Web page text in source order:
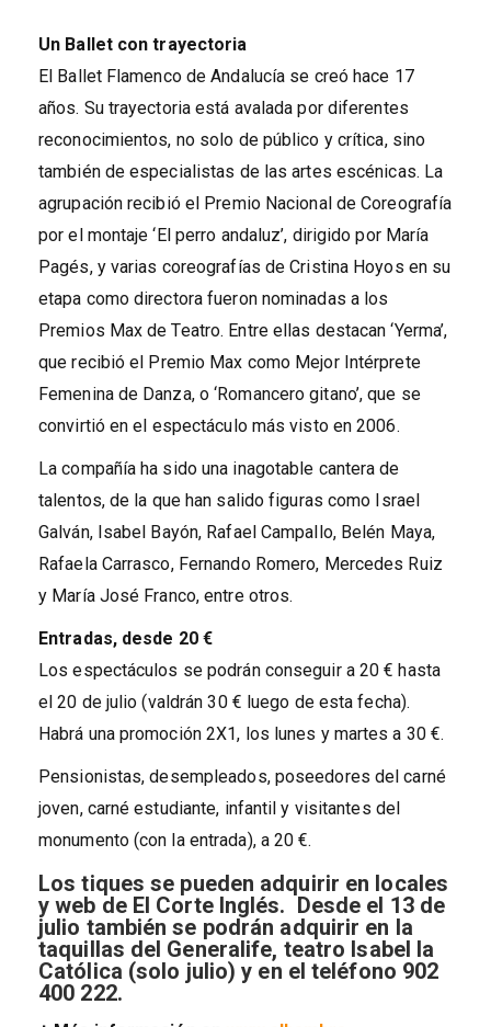
Un Ballet con trayectoria
El Ballet Flamenco de Andalucía se creó hace 17
años. Su trayectoria está avalada por diferentes
reconocimientos, no solo de público y crítica, sino
también de especialistas de las artes escénicas. La
agrupación recibió el Premio Nacional de Coreografía
por el montaje ‘El perro andaluz’, dirigido por María
Pagés, y varias coreografías de Cristina Hoyos en su
etapa como directora fueron nominadas a los
Premios Max de Teatro. Entre ellas destacan ‘Yerma’,
que recibió el Premio Max como Mejor Intérprete
Femenina de Danza, o ‘Romancero gitano’, que se
convirtió en el espectáculo más visto en 2006.
La compañía ha sido una inagotable cantera de
talentos, de la que han salido figuras como Israel
Galván, Isabel Bayón, Rafael Campallo, Belén Maya,
Rafaela Carrasco, Fernando Romero, Mercedes Ruiz
y María José Franco, entre otros.
Entradas, desde 20 €
Los espectáculos se podrán conseguir a 20 € hasta
el 20 de julio (valdrán 30 € luego de esta fecha).
Habrá una promoción 2X1, los lunes y martes a 30 €.
Pensionistas, desempleados, poseedores del carné
joven, carné estudiante, infantil y visitantes del
monumento (con la entrada), a 20 €.
Los tiques se pueden adquirir en locales
y web de El Corte Inglés. Desde el 13 de
julio también se podrán adquirir en la
taquillas del Generalife, teatro Isabel la
Católica (solo julio) y en el teléfono 902
400 222.